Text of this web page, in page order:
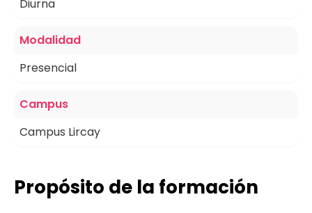
Diurna
Modalidad
Presencial
Campus
Campus Lircay
Propósito de la formación